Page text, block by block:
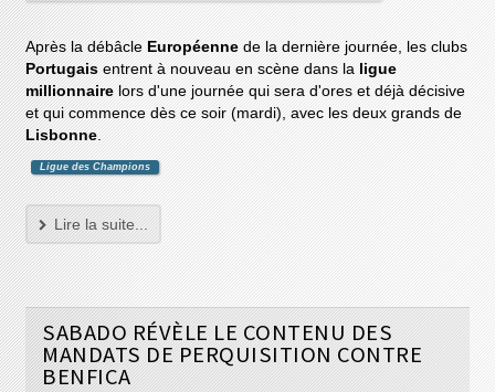
Après la débâcle Européenne de la dernière journée, les clubs
Portugais entrent à nouveau en scène dans la ligue
millionnaire lors d'une journée qui sera d'ores et déjà décisive
et qui commence dès ce soir (mardi), avec les deux grands de
Lisbonne.
Ligue des Champions
Lire la suite...
SABADO RÉVÈLE LE CONTENU DES
MANDATS DE PERQUISITION CONTRE
BENFICA